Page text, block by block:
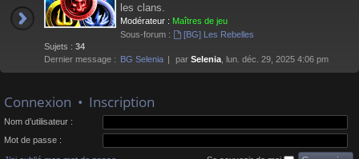
les clans.
Modérateur : Maîtres de jeu
Sous-forum :
[BG] Les Rebelles
Sujets : 34
Dernier message : BG Selenia par Selenia , lun. déc. 29, 2025 4:06 pm
Connexion • Inscription
Nom d’utilisateur :
Mot de passe :